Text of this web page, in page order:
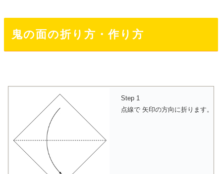
鬼の面の折り方・作り方
Step 1
点線で 矢印の方向に折ります。